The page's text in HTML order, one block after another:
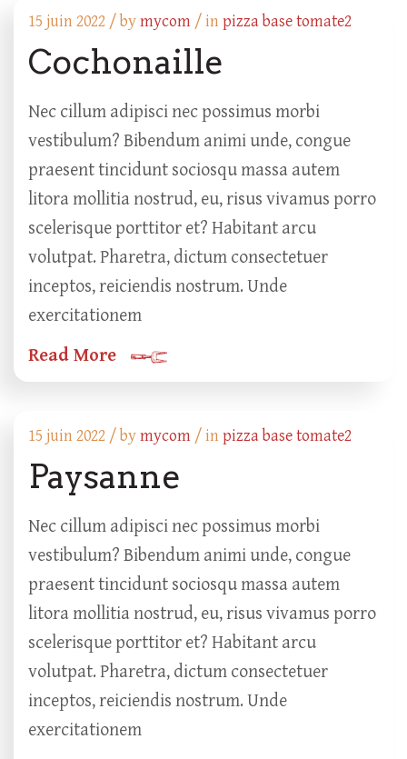
15 juin 2022 /bymycom / inpizza base tomate2
Cochonaille
Nec cillum adipisci nec possimus morbi
vestibulum? Bibendum animi unde, congue
praesent tincidunt sociosqu massa autem
litora mollitia nostrud, eu, risus vivamus porro
scelerisque porttitor et? Habitant arcu
volutpat. Pharetra, dictum consectetuer
inceptos, reiciendis nostrum. Unde
exercitationem
Read More
15 juin 2022 /bymycom / inpizza base tomate2
Paysanne
Nec cillum adipisci nec possimus morbi
vestibulum? Bibendum animi unde, congue
praesent tincidunt sociosqu massa autem
litora mollitia nostrud, eu, risus vivamus porro
scelerisque porttitor et? Habitant arcu
volutpat. Pharetra, dictum consectetuer
inceptos, reiciendis nostrum. Unde
exercitationem